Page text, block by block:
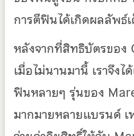
การตีฟินได้เกิดผลลัพธ์
หลังจากที่สิทธิบัตรของ
เมื่อไม่นานมานี้ เราจึง
ฟินหลายๆ รุ่นของ
มากมายหลายแบรนด์ เ